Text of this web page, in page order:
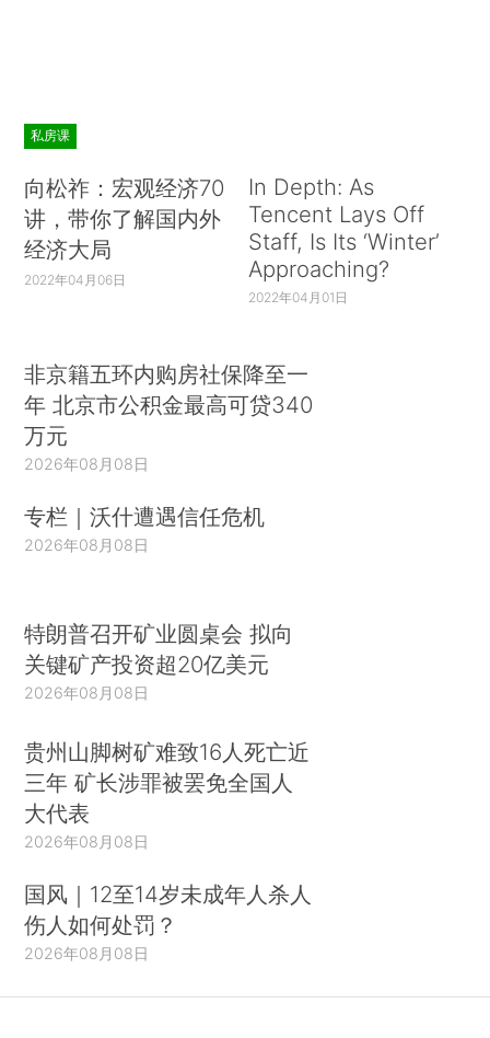
私房课
向松祚：宏观经济70
讲，带你了解国内外
经济大局
2022年04月06日
In Depth: As
Tencent Lays Off
Staff, Is Its ‘Winter’
Approaching?
2022年04月01日
非京籍五环内购房社保降至一
年 北京市公积金最高可贷340
万元
2026年08月08日
专栏｜沃什遭遇信任危机
2026年08月08日
特朗普召开矿业圆桌会 拟向
关键矿产投资超20亿美元
2026年08月08日
贵州山脚树矿难致16人死亡近
三年 矿长涉罪被罢免全国人
大代表
2026年08月08日
国风｜12至14岁未成年人杀人
伤人如何处罚？
2026年08月08日